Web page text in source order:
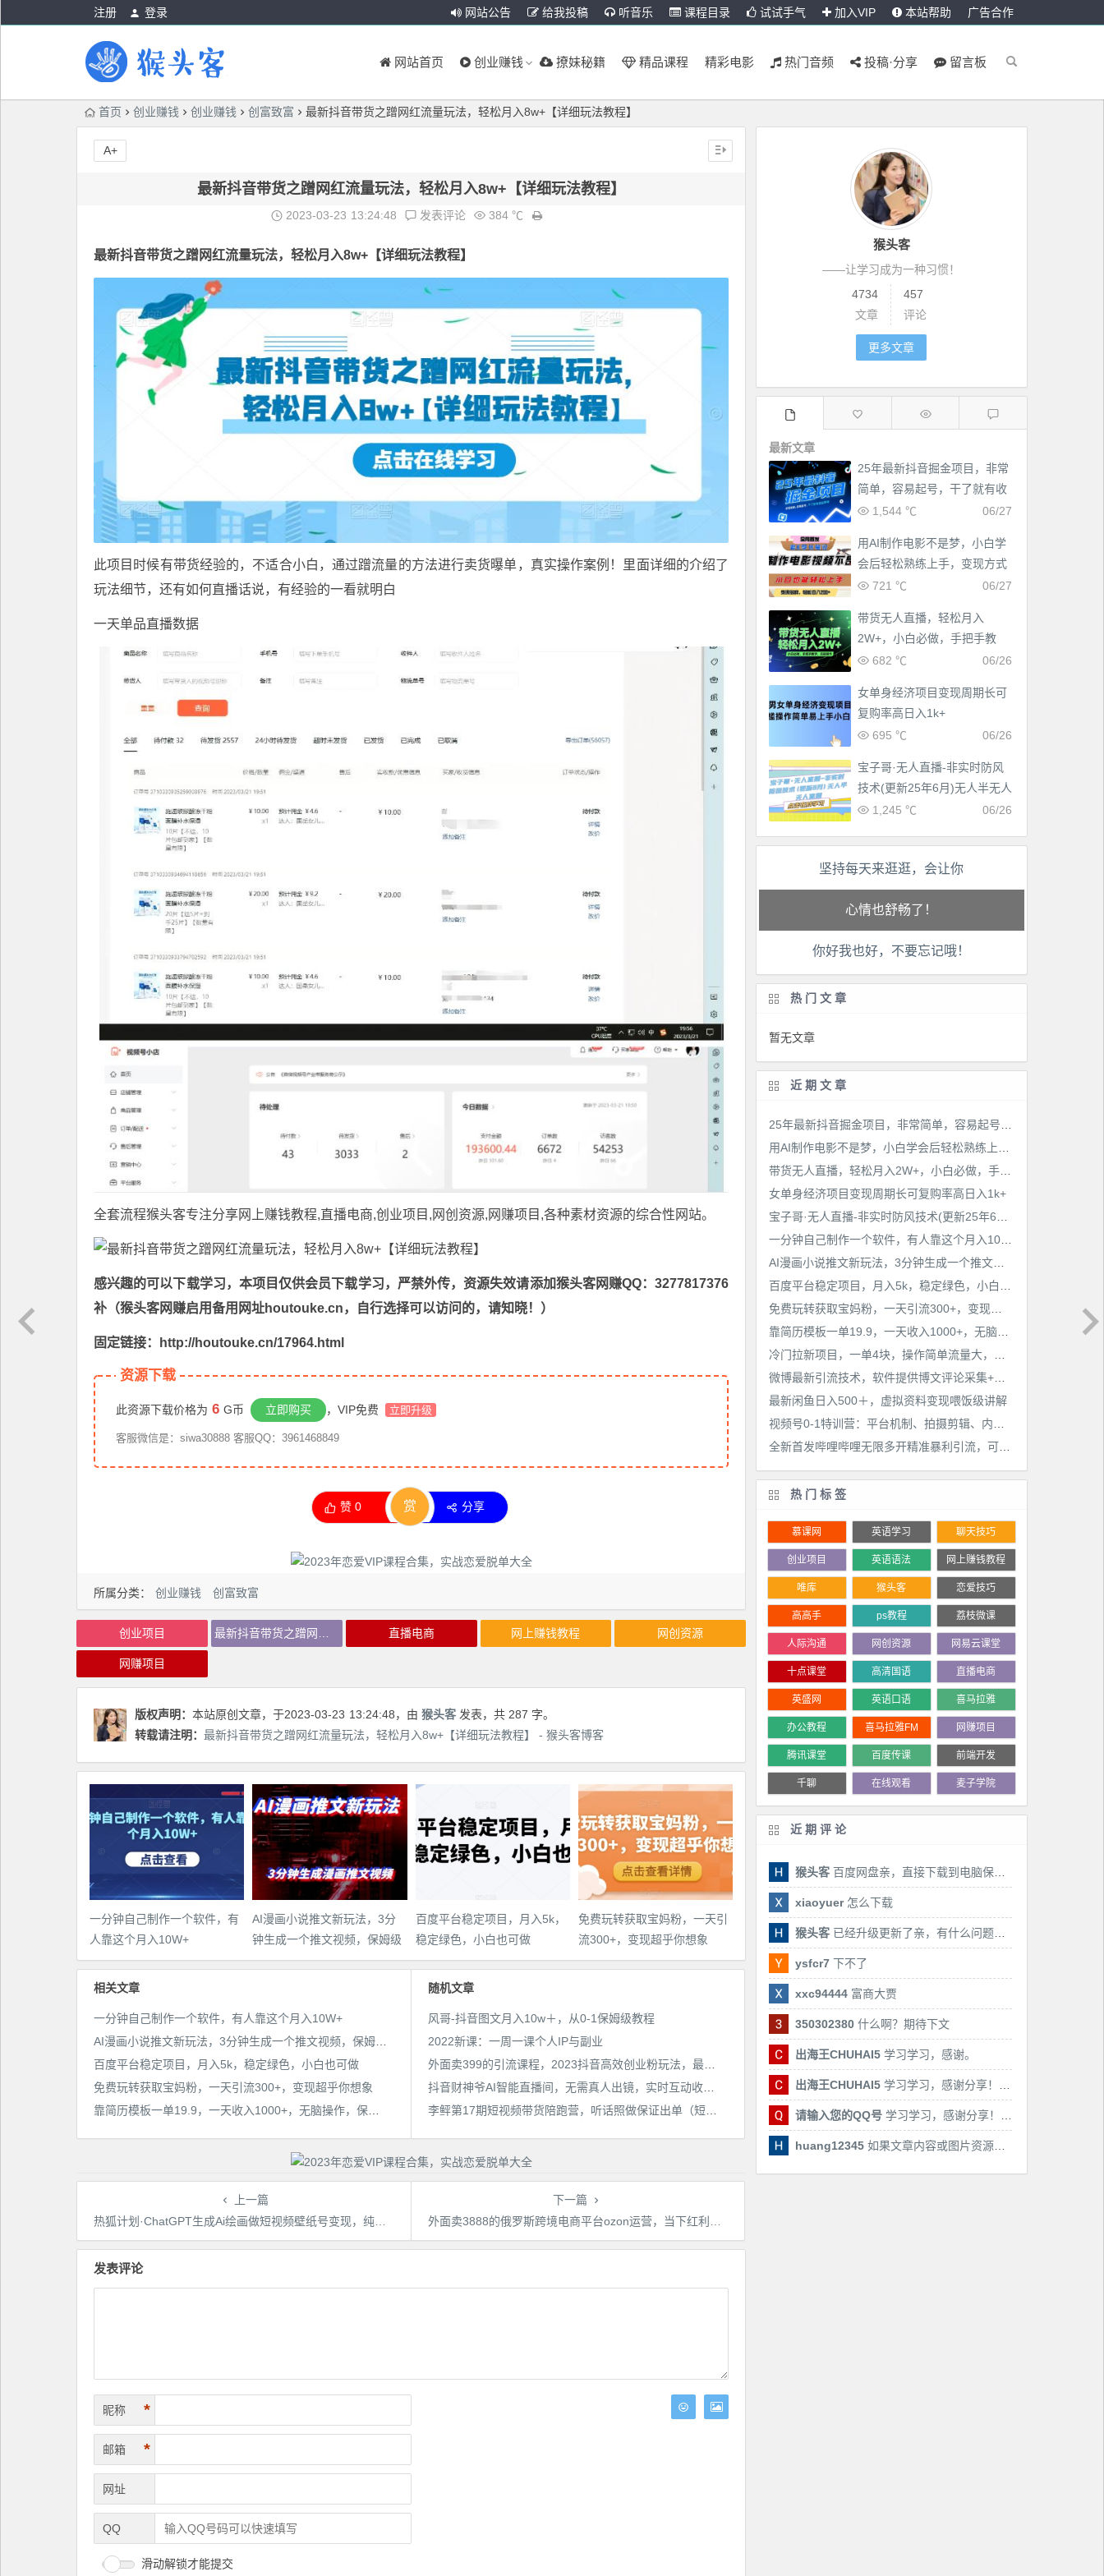
注册 登录 网站公告 给我投稿 听音乐 课程目录 试试手气 加入VIP 本站帮助 广告合作
网站首页 创业赚钱 撩妹秘籍 精品课程 精彩电影 热门音频 投稿·分享 留言板
首页 创业赚钱 创业赚钱 创富致富 最新抖音带货之蹭网红流量玩法，轻松月入8w+【详细玩法教程】
最新抖音带货之蹭网红流量玩法，轻松月入8w+【详细玩法教程】
2023-03-23 13:24:48 发表评论 384 ℃
最新抖音带货之蹭网红流量玩法，轻松月入8w+【详细玩法教程】
此项目时候有带货经验的，不适合小白，通过蹭流量的方法进行卖货曝单，真实操作案例！里面详细的介绍了
玩法细节，还有如何直播话说，有经验的一看就明白
一天单品直播数据
全套流程猴头客专注分享网上赚钱教程,直播电商,创业项目,网创资源, 网赚项目 ,各种素材资源的综合性网站。
感兴趣的可以下载学习，本项目仅供会员下载学习，严禁外传，资源失效请添加猴头客网赚QQ：3277817376
补（猴头客网赚启用备用网址houtouke.cn，自行选择可以访问的，请知晓！）
固定链接：http://houtouke.cn/17964.html
资源下载
此资源下载价格为 6 G币 立即购买 ，VIP免费 立即升级
客服微信是：siwa30888 客服QQ：3961468849
赞0 赏 分享
A+
所属分类： 创业赚钱 创富致富
创业项目 直播电商 网上赚钱教程 网创资源
网赚项目
版权声明： 本站原创文章，于2023-03-23 13:24:48，由 猴头客 发表，共 287 字。
转载请注明： 最新抖音带货之蹭网红流量玩法，轻松月入8w+【详细玩法教程】 - 猴头客博客
一分钟自己制作一个软件，有
人靠这个月入10W+
AI漫画小说推文新玩法，3分
钟生成一个推文视频，保姆级
教程【配项目操作和软件教
百度平台稳定项目，月入5k，
稳定绿色，小白也可做
免费玩转获取宝妈粉，一天引
流300+，变现超乎你想象
相关文章
一分钟自己制作一个软件，有人靠这个月入10W+
百度平台稳定项目，月入5k，稳定绿色，小白也可做
免费玩转获取宝妈粉，一天引流300+，变现超乎你想象
随机文章
风哥-抖音图文月入10w＋，从0-1保姆级教程
2022新课：一周一课个人IP与副业
外面卖399的引流课程，2023抖音高效创业粉玩法，最新原创课程
抖音财神爷AI智能直播间，无需真人出镜，实时互动收礼物，小黄车带货，市面上最新的直播玩法。【软件+详细教程+工具】
李鲆第17期短视频带货陪跑营，听话照做保证出单（短视频带货+直播+团购）
上一篇
热狐计划·ChatGPT生成Ai绘画做短视频壁纸号变现，纯原创，0门槛，无需真人出镜
下一篇
外面卖3888的俄罗斯跨境电商平台ozon运营，当下红利期的跨境电商平台，包含店铺申请，运营思路，售后等
发表评论
昵称 *
邮箱 *
网址
QQ
滑动解锁才能提交
猴头客
——让学习成为一种习惯！
4734
文章
457
评论
更多文章
最新文章
25年最新抖音掘金项目，非常
简单，容易起号，干了就有收
益那种
06/27
1,544 ℃
用AI制作电影不是梦，小白学
会后轻松熟练上手，变现方式
多样，日入2张+
06/27
721 ℃
带货无人直播，轻松月入
2W+，小白必做，手把手教
学，无脑操作(附学习资料)06/26
682 ℃
女单身经济项目变现周期长可
复购率高日入1k+
06/26
695 ℃
宝子哥·无人直播-非实时防风
技术(更新25年6月)无人半无人
直播
06/26
1,245 ℃
坚持每天来逛逛，会让你
工作也轻松了！
工作也轻松了！
你好我也好，不要忘记哦！
热门文章
暂无文章
近期文章
带货无人直播，轻松月入2W+，小白必做，手把手教学，无脑操作(附学习资料)
女单身经济项目变现周期长可复购率高日入1k+
一分钟自己制作一个软件，有人靠这个月入10W+
AI漫画小说推文新玩法，3分钟生成一个推文视频，保姆级教程【配项目操作和软件教程】
免费玩转获取宝妈粉，一天引流300+，变现超乎你想象
微博最新引流技术，软件提供博文评论采集+私信实现精准引流【揭秘】
最新闲鱼日入500＋，虚拟资料变现喂饭级讲解
全新首发哔哩哔哩无限多开精准暴利引流，可无限多开，抗封首发精品脚本
热门标签
慕课网 英语学习 聊天技巧
创业项目 英语语法 网上赚钱教程
唯库 猴头客 恋爱技巧
高高手 ps教程 荔枝微课
人际沟通 网创资源 网易云课堂
十点课堂 高清国语 直播电商
英盛网 英语口语 喜马拉雅
办公教程 喜马拉雅FM 网赚项目
腾讯课堂 百度传课 前端开发
千聊 在线观看 麦子学院
近期评论
猴头客百度网盘亲，直接下载到电脑保存亲，后期有课还会更新
xiaoyuer怎么下载
猴头客已经升级更新了亲，有什么问题随时联系我！
ysfcr7下不了
xxc94444富商大贾
350302380什么啊？期待下文
出海王CHUHAI5学习学习，感谢。
出海王CHUHAI5学习学习，感谢分享！！！
请输入您的QQ号学习学习，感谢分享！！！
huang12345如果文章内容或图片资源失效，请留言反馈，我